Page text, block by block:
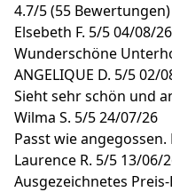
4.7/5(55 Bewertungen)
Elsebeth F. 5/504/08/26
Wunderschöne
ANGELIQUE D. 5/502/
Sieht sehr schön und
Wilma S. 5/524/07/26
Passt wie
Laurence R. 5/5 13/06/
Ausgezeichnetes